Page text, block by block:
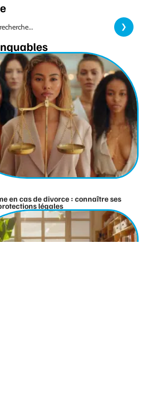
en cas de divorce : connaître ses
légales